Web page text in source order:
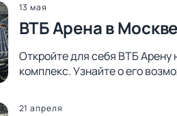
13 мая
ВТБ Арена в
Откройте для себя ВТБ Арену
комплекс. Узнайте о его
21 апреля